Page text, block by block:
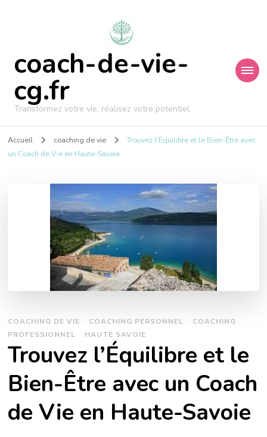
coach-de-vie-
cg.fr
Transformez votre vie, réalisez votre potentiel.
Accueil coaching de vie
Trouvez l’Équilibre et le Bien-Être avec
un Coach de Vie en Haute-Savoie
COACHING DE VIE COACHING PERSONNEL
COACHING
PROFESSIONNEL
HAUTE SAVOIE
Trouvez l’Équilibre et le
Bien-Être avec un Coach
de Vie en Haute-Savoie